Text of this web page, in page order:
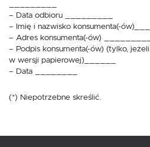
– Data odbioru _________
– Imię i nazwisko konsumenta(-
– Adres konsumenta(-ów)
– Podpis konsumenta(-ów) (tylko,
w wersji papierowej)______
– Data ________
(*) Niepotrzebne skreślić.